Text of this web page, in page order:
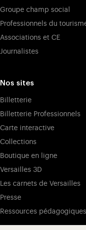
Groupe champ social
Professionnels du
Associations et CE
Journalistes
Nos sites
Billetterie
Billetterie Professionnels
Carte interactive
Collections
Boutique en ligne
Versailles 3D
Les carnets de Versailles
Presse
Ressources pédagogiques